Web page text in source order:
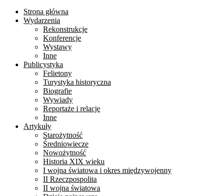
Strona główna
Wydarzenia
Rekonstrukcje
Konferencje
Wystawy
Inne
Publicystyka
Felietony
Turystyka historyczna
Biografie
Wywiady
Reportaże i relacje
Inne
Artykuły
Starożytność
Średniowiecze
Nowożytność
Historia XIX wieku
I wojna światowa i okres międzywojenny
II Rzeczpospolita
II wojna światowa